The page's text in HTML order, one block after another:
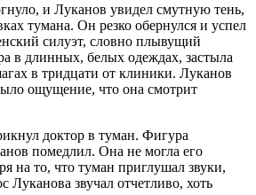
и Луканов увидел смутную тень,
тумана. Он резко обернулся и успел
силуэт, словно плывущий
в длинных, белых одеждах, застыла
в тридцати от клиники. Луканов
ощущение, что она смотрит
доктор в туман. Фигура
помедлил. Она не могла его
на то, что туман приглушал звуки,
Луканова звучал отчетливо, хоть